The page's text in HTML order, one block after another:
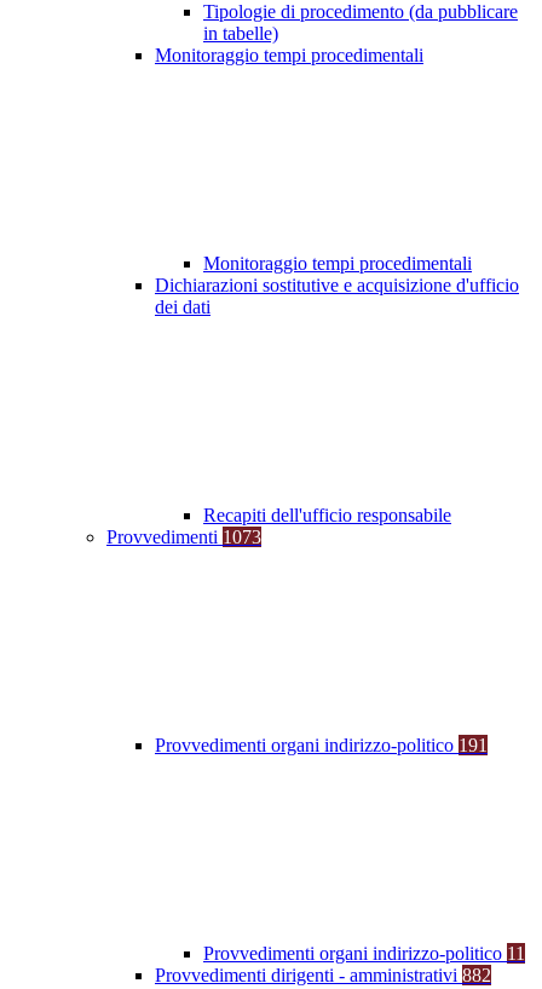
Tipologie di procedimento (da pubblicare
in tabelle)
Monitoraggio tempi procedimentali
Monitoraggio tempi procedimentali
Dichiarazioni sostitutive e acquisizione d'ufficio
dei dati
Recapiti dell'ufficio responsabile
Provvedimenti 1073
Provvedimenti organi indirizzo-politico 191
Provvedimenti organi indirizzo-politico 11
Provvedimenti dirigenti - amministrativi 882